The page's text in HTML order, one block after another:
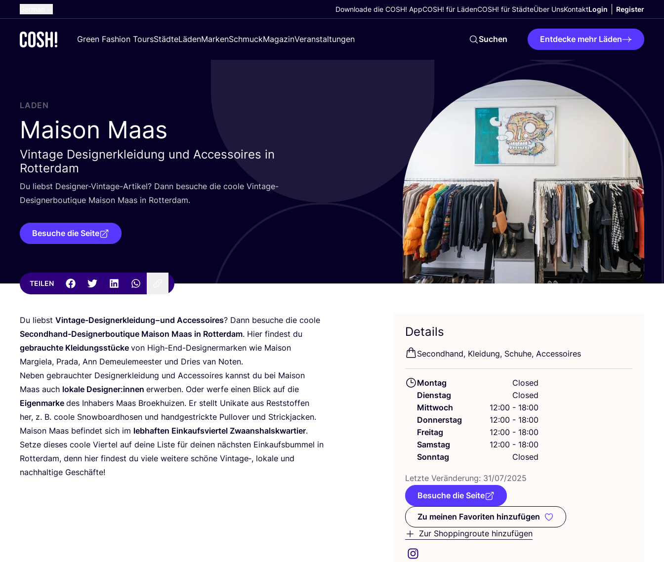
Dutch
Croatian
Downloade die COSH! AppCOSH! für LädenCOSH! für StädteÜber UnsKontaktLogin Register
Green Fashion ToursStädteLädenMarkenSchmuckMagazinVeranstaltungen Suchen Entdecke mehr Läden
LADEN
Maison Maas
Vintage Designerkleidung und Accessoires in
Rotterdam
Du liebst Desi­gner-Vin­ta­ge-Arti­kel? Dann besu­che die coo­le Vin­ta­ge-
Desi­gner­bou­tique Mai­son Maas in Rotterdam.
Besuche die Seite
TEILEN
Du liebst Vin­ta­ge-Desi­gner­klei­dung – und Acces­soires? Dann besu­che die coo­le
Second­hand-Desi­gner­bou­tique Mai­son Maas in Rot­ter­dam. Hier fin­dest du
gebrauch­te Klei­dungs­stü­cke von High-End-Desi­gner­mar­ken wie Mai­son
Mar­gie­la, Pra­da, Ann Demeu­le­mees­ter und Dries van Noten.
Neben gebrauch­ter Desi­gner­klei­dung und Acces­soires kannst du bei Mai­son
Maas auch loka­le Designer:innen erwer­ben. Oder wer­fe einen Blick auf die
Eigen­mar­ke des Inha­bers Maas Broek­hui­zen. Er stellt Uni­ka­te aus Rest­stof­fen
her, z. B. coo­le Snow­board­ho­sen und hand­ge­strick­te Pull­over und Strickjacken.
Mai­son Maas befin­det sich im leb­haf­ten Ein­kaufs­vier­tel Zwa­ans­halskwar­tier.
Set­ze die­ses coo­le Vier­tel auf dei­ne Lis­te für dei­nen nächs­ten Ein­kaufs­bum­mel in
Rot­ter­dam, denn hier fin­dest du vie­le wei­te­re schö­ne Vintage‑, loka­le und
nach­hal­ti­ge Geschäfte!
Details
Second­hand, Klei­dung, Schu­he, Accessoires
Montag
Closed
Dienstag
Closed
Mittwoch
12:00 - 18:00
Donnerstag
12:00 - 18:00
Freitag
12:00 - 18:00
Samstag
12:00 - 18:00
Sonntag
Closed
Letz­te Ver­än­de­rung: 31/07/2025
Besuche die Seite
Zu meinen Favoriten hinzufügen
Zu meinen Favoriten hinzufügen
Zur Shoppingroute hinzufügen